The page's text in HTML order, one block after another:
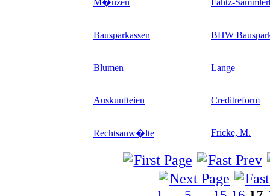
Bausparkassen BHW
Blumen Lange
Auskunfteien Creditreform
Rechtsanw�lte Fricke, M.